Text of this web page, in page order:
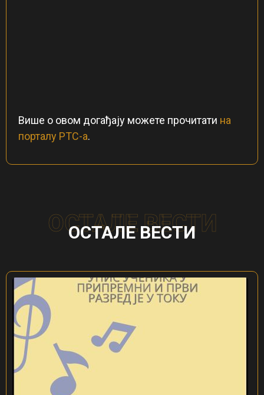
Више о овом догађају можете прочитати на
порталу РТС-а.
ОСТАЛЕ ВЕСТИ
ОСТАЛЕ ВЕСТИ